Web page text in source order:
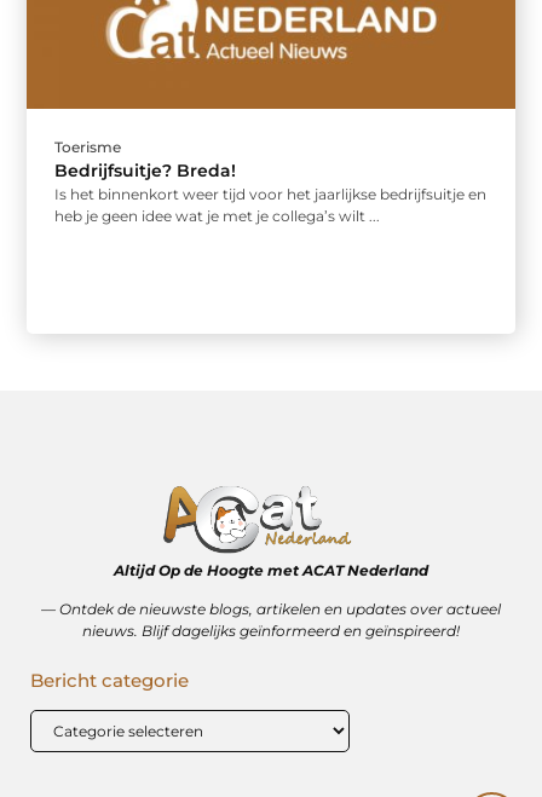
Toerisme
Bedrijfsuitje? Breda!
Is het binnenkort weer tijd voor het jaarlijkse bedrijfsuitje en
heb je geen idee wat je met je collega’s wilt ...
Altijd Op de Hoogte met ACAT Nederland
–– Ontdek de nieuwste blogs, artikelen en updates over actueel
nieuws. Blijf dagelijks geïnformeerd en geïnspireerd!
Bericht categorie